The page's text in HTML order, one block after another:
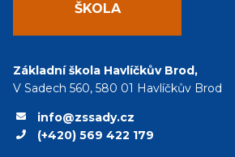
ŠKOLA
Základní škola Havlíčkův Brod,
V Sadech 560, 580 01 Havlíčkův Brod
info@zssady.cz
(+420) 569 422 179